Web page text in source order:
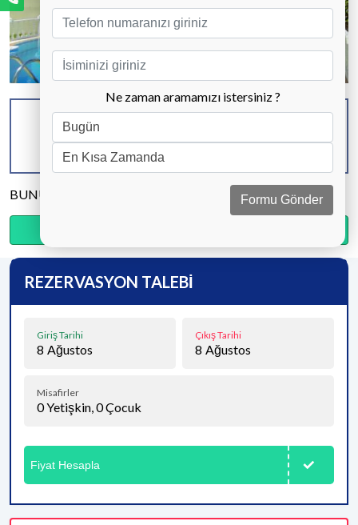
Tüm Fotoğrafları Göster
KAPASİTE
8 KİŞİ
BANYO & WC
3 ADET
YATAK ODASI
BUNU PAYLAŞ
REZERVASYON TALEBİ
Giriş Tarihi
8 Ağustos
Çıkış Tarihi
8 Ağustos
Misafirler
0Yetişkin,0Çocuk
Fiyat Hesapla
Ne zaman aramamızı istersiniz ?
Formu Gönder